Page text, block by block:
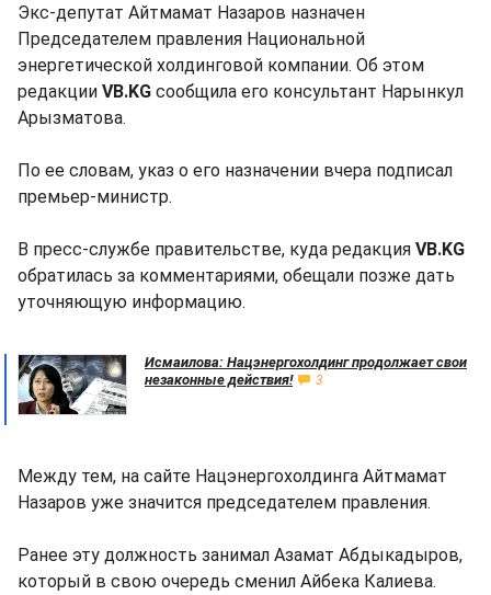
Экс-депутат Айтмамат Назаров назначен
Председателем правления Национальной
энергетической холдинговой компании. Об этом
редакции VB.KG сообщила его консультант Нарынкул
Арызматова.
По ее словам, указ о его назначении вчера подписал
премьер-министр.
В пресс-службе правительстве, куда редакция VB.KG
обратилась за комментариями, обещали позже дать
уточняющую информацию.
Исмаилова: Нацэнергохолдинг продолжает свои
незаконные действия!
3
Между тем, на сайте Нацэнергохолдинга Айтмамат
Назаров уже значится председателем правления.
Ранее эту должность занимал Азамат Абдыкадыров,
который в свою очередь сменил Айбека Калиева.